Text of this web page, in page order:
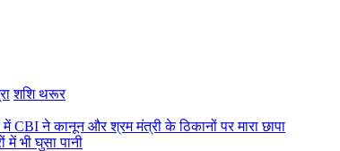
शशि थरूर
CBI ने कानून और श्रम मंत्री के ठिकानों पर मारा छापा
भी घुसा पानी